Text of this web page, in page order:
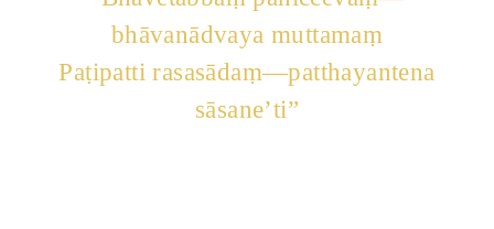
bhāvanādvaya muttamaṃ
Paṭipatti rasasādaṃ—patthayantena
sāsane’ti”